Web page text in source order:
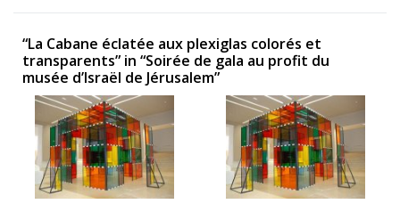
“La Cabane éclatée aux plexiglas colorés et
transparents” in “Soirée de gala au profit du
musée d’Israël de Jérusalem”